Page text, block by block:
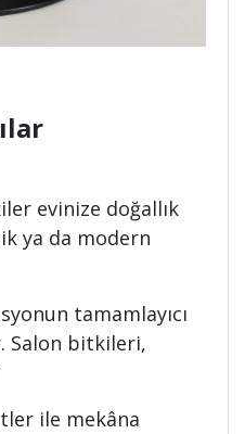
evinize doğallık
ya da modern
tamamlayıcı
Salon bitkileri,
ile mekâna